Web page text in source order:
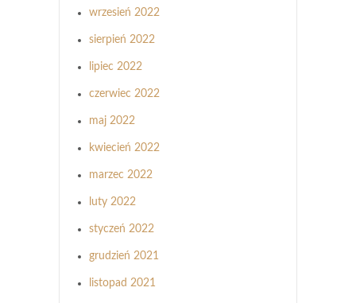
wrzesień 2022
sierpień 2022
lipiec 2022
czerwiec 2022
maj 2022
kwiecień 2022
marzec 2022
luty 2022
styczeń 2022
grudzień 2021
listopad 2021